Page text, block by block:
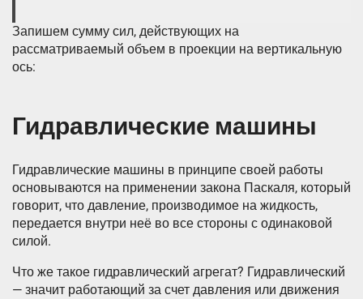
Запишем сумму сил, действующих на
рассматриваемый объем в проекции на вертикальную
ось:
Гидравлические машины
Гидравлические машины в принципе своей работы
основываются на применении закона Паскаля, который
говорит, что давление, производимое на жидкость,
передается внутри неё во все стороны с одинаковой
силой.
Что же такое гидравлический агрегат? Гидравлический
— значит работающий за счет давления или движения